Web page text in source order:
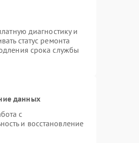
диагностику и
статус ремонта
срока службы
данных
с
и восстановление